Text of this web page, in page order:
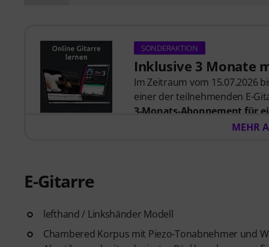
SONDERAKTION
Inklusive 3 Monate
Im Zeitraum vom 15.07.2026
einer der teilnehmenden E-
3-Monats-Abonnement für
. Nach dem Versand
Gitarren Videolektionen für
Ausdrucken sowie
MEHR
E-Gitarre
lefthand / Linkshänder Modell
Chambered Korpus mit Piezo-Tonabnehmer und